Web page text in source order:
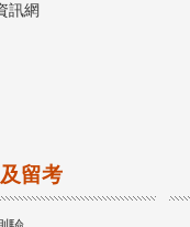
訊網
留考